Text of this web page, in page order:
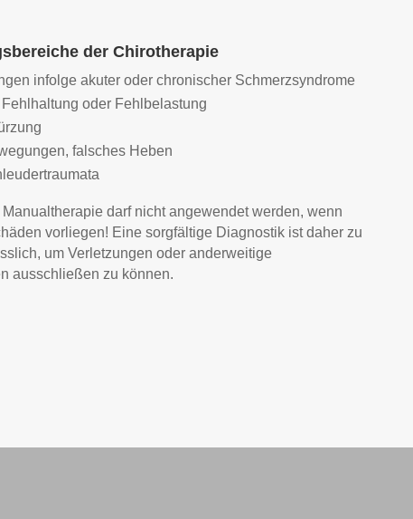
der Chirotherapie
infolge akuter oder chronischer Schmerzsyndrome
oder Fehlbelastung
falsches Heben
Manualtherapie darf nicht angewendet werden, wenn
vorliegen! Eine sorgfältige Diagnostik ist daher zu
um Verletzungen oder anderweitige
ausschließen zu können.